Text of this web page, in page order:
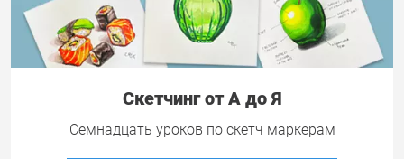
Скетчинг от А до Я
Семнадцать уроков по скетч маркерам